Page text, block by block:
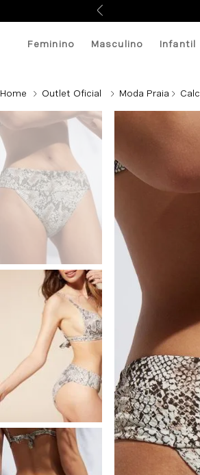
Feminino Masculino Infantil
Outlet Oficial Moda Praia